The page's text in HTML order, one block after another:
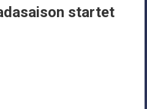
startet